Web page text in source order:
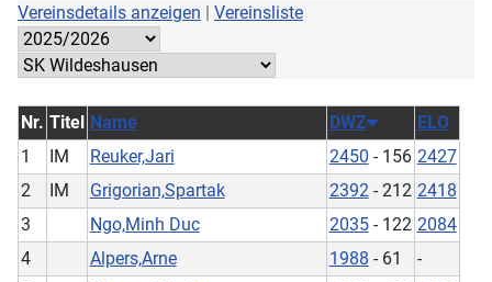
Vereinsdetails anzeigen | Vereinsliste
Nr. Titel Name DWZ
ELO
1
IM Reuker,Jari 2450 - 156 2427
2
IM Grigorian,Spartak 2392 - 212 2418
3
Ngo,Minh Duc 2035- 122 2084
4
Alpers,Arne 1988 - 61
-